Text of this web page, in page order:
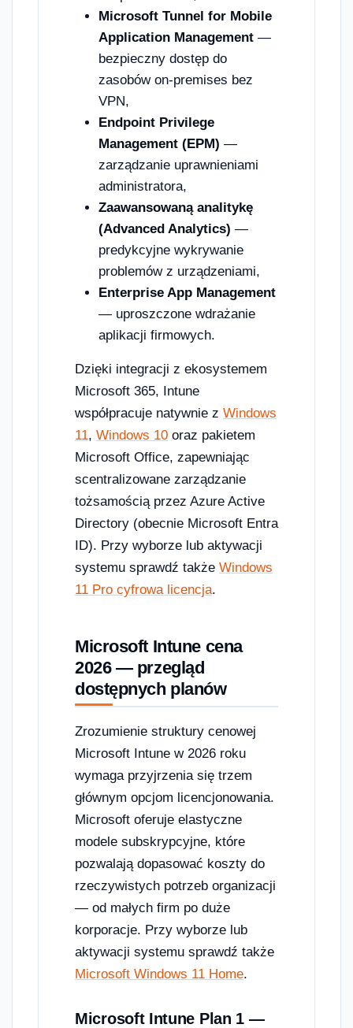
Microsoft Tunnel for Mobile
Application Management —
bezpieczny dostęp do
zasobów on-premises bez
VPN,
Endpoint Privilege
Management (EPM) —
zarządzanie uprawnieniami
administratora,
Zaawansowaną analitykę
(Advanced Analytics) —
predykcyjne wykrywanie
problemów z urządzeniami,
Enterprise App Management
— uproszczone wdrażanie
aplikacji firmowych.
Dzięki integracji z ekosystemem
Microsoft 365, Intune
współpracuje natywnie z Windows
11, Windows 10 oraz pakietem
Microsoft Office, zapewniając
scentralizowane zarządzanie
tożsamością przez Azure Active
Directory (obecnie Microsoft Entra
ID). Przy wyborze lub aktywacji
systemu sprawdź także Windows
11 Pro cyfrowa licencja.
Microsoft Intune cena
2026 — przegląd
dostępnych planów
Zrozumienie struktury cenowej
Microsoft Intune w 2026 roku
wymaga przyjrzenia się trzem
głównym opcjom licencjonowania.
Microsoft oferuje elastyczne
modele subskrypcyjne, które
pozwalają dopasować koszty do
rzeczywistych potrzeb organizacji
— od małych firm po duże
korporacje. Przy wyborze lub
aktywacji systemu sprawdź także
Microsoft Windows 11 Home.
Microsoft Intune Plan 1 —